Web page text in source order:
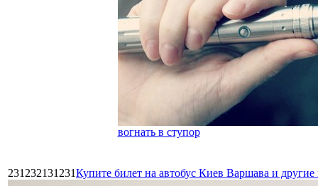
вогнать в ступор
231232131231Купите билет на автобус Киев Варшава и